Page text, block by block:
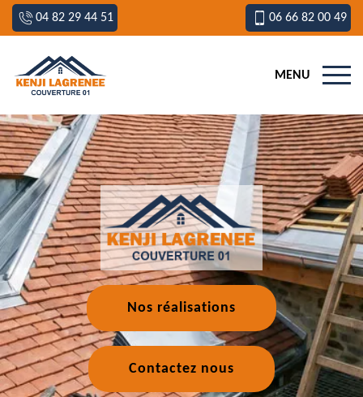
04 82 29 44 51 06 66 82 00 49
MENU
Nos réalisations
Contactez nous